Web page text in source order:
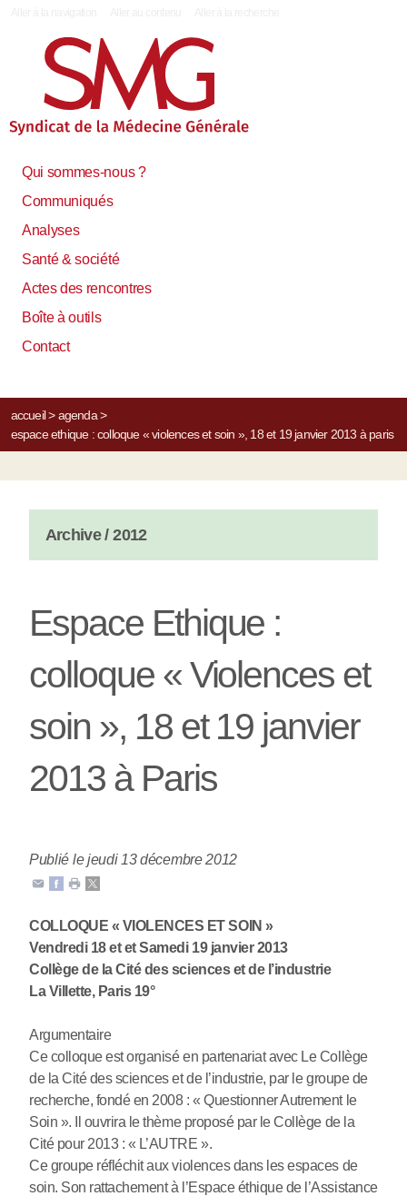
Qui sommes-nous ?
Communiqués
Analyses
Santé & société
Actes des rencontres
Boîte à outils
Contact
accueil> agenda>
espace ethique : colloque « violences et soin », 18 et 19 janvier 2013 à paris
Archive / 2012
Espace Ethique :
colloque « Violences et
soin », 18 et 19 janvier
2013 à Paris
Publié le jeudi 13 décembre 2012
COLLOQUE « VIOLENCES ET SOIN »
Vendredi 18 et et Samedi 19 janvier 2013
Collège de la Cité des sciences et de l’industrie
La Villette, Paris 19°
Argumentaire
Ce colloque est organisé en partenariat avec Le Collège
de la Cité des sciences et de l’industrie, par le groupe de
recherche, fondé en 2008 : « Questionner Autrement le
Soin ». Il ouvrira le thème proposé par le Collège de la
Cité pour 2013 : « L’AUTRE ».
Ce groupe réfléchit aux violences dans les espaces de
soin. Son rattachement à l’Espace éthique de l’Assistance